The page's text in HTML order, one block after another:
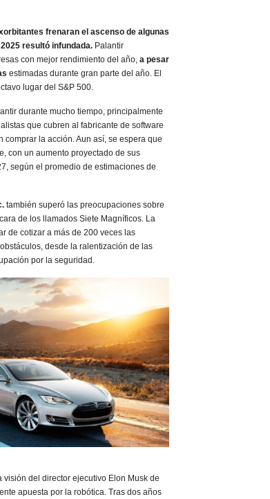
frenaran el ascenso de algunas
resultó infundada. Palantir
con mejor rendimiento del año, a pesar
estimadas durante gran parte del año. El
lugar del S&P 500.
durante mucho tiempo, principalmente
que cubren al fabricante de software
la acción. Aun así, se espera que
con un aumento proyectado de sus
según el promedio de estimaciones de
también superó las preocupaciones sobre
de los llamados Siete Magníficos. La
de cotizar a más de 200 veces las
desde la ralentización de las
por la seguridad.
del director ejecutivo Elon Musk de
apuesta por la robótica. Tras dos años